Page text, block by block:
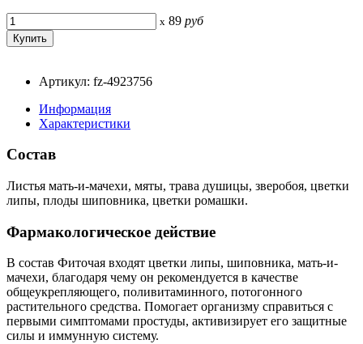
x 89 руб
Артикул: fz-4923756
Информация
Характеристики
Состав
Листья мать-и-мачехи, мяты, трава душицы, зверобоя, цветки
липы, плоды шиповника, цветки ромашки.
Фармакологическое действие
В состав Фиточая входят цветки липы, шиповника, мать-и-
мачехи, благодаря чему он рекомендуется в качестве
общеукрепляющего, поливитаминного, потогонного
растительного средства. Помогает организму справиться с
первыми симптомами простуды, активизирует его защитные
силы и иммунную систему.